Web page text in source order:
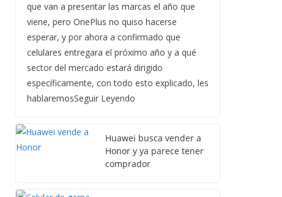
que van a presentar las marcas el año que
viene, pero OnePlus no quiso hacerse
esperar, y por ahora a confirmado que
celulares entregara el próximo año y a qué
sector del mercado estará dirigido
específicamente, con todo esto explicado, les
hablaremosSeguir Leyendo
Huawei busca vender a
Honor y ya parece tener
comprador